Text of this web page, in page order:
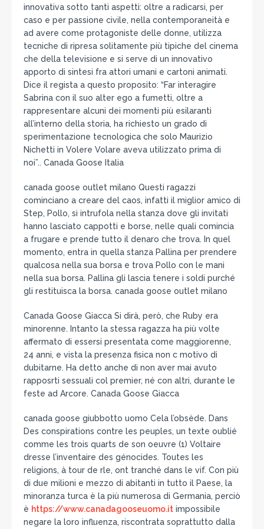
innovativa sotto tanti aspetti: oltre a radicarsi, per
caso e per passione civile, nella contemporaneità e
ad avere come protagoniste delle donne, utilizza
tecniche di ripresa solitamente più tipiche del cinema
che della televisione e si serve di un innovativo
apporto di sintesi fra attori umani e cartoni animati.
Dice il regista a questo proposito: “Far interagire
Sabrina con il suo alter ego a fumetti, oltre a
rappresentare alcuni dei momenti più esilaranti
all’interno della storia, ha richiesto un grado di
sperimentazione tecnologica che solo Maurizio
Nichetti in Volere Volare aveva utilizzato prima di
noi”.. Canada Goose Italia
canada goose outlet milano Questi ragazzi
cominciano a creare del caos, infatti il miglior amico di
Step, Pollo, si intrufola nella stanza dove gli invitati
hanno lasciato cappotti e borse, nelle quali comincia
a frugare e prende tutto il denaro che trova. In quel
momento, entra in quella stanza Pallina per prendere
qualcosa nella sua borsa e trova Pollo con le mani
nella sua borsa. Pallina gli lascia tenere i soldi purché
gli restituisca la borsa. canada goose outlet milano
Canada Goose Giacca Si dirà, però, che Ruby era
minorenne. Intanto la stessa ragazza ha più volte
affermato di essersi presentata come maggiorenne,
24 anni, e vista la presenza fisica non c motivo di
dubitarne. Ha detto anche di non aver mai avuto
rapposrti sessuali col premier, né con altri, durante le
feste ad Arcore. Canada Goose Giacca
canada goose giubbotto uomo Cela l’obsède. Dans
Des conspirations contre les peuples, un texte oublié
comme les trois quarts de son oeuvre (1) Voltaire
dresse l’inventaire des génocides. Toutes les
religions, à tour de rle, ont tranché dans le vif. Con più
di due milioni e mezzo di abitanti in tutto il Paese, la
minoranza turca è la più numerosa di Germania, perciò
è https://www.canadagooseuomo.it impossibile
negare la loro influenza, riscontrata soprattutto dalla